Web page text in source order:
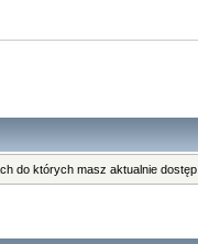
do których masz aktualnie dostęp.